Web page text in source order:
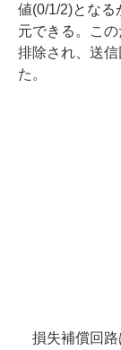
値(0/1/2)となる
元できる。こ
排除され、送
た。
損失補償回路